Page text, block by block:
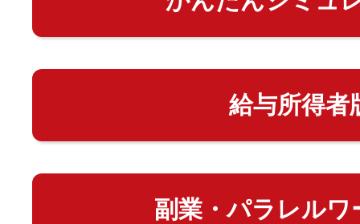
給与所得者
副業・パラレルワ